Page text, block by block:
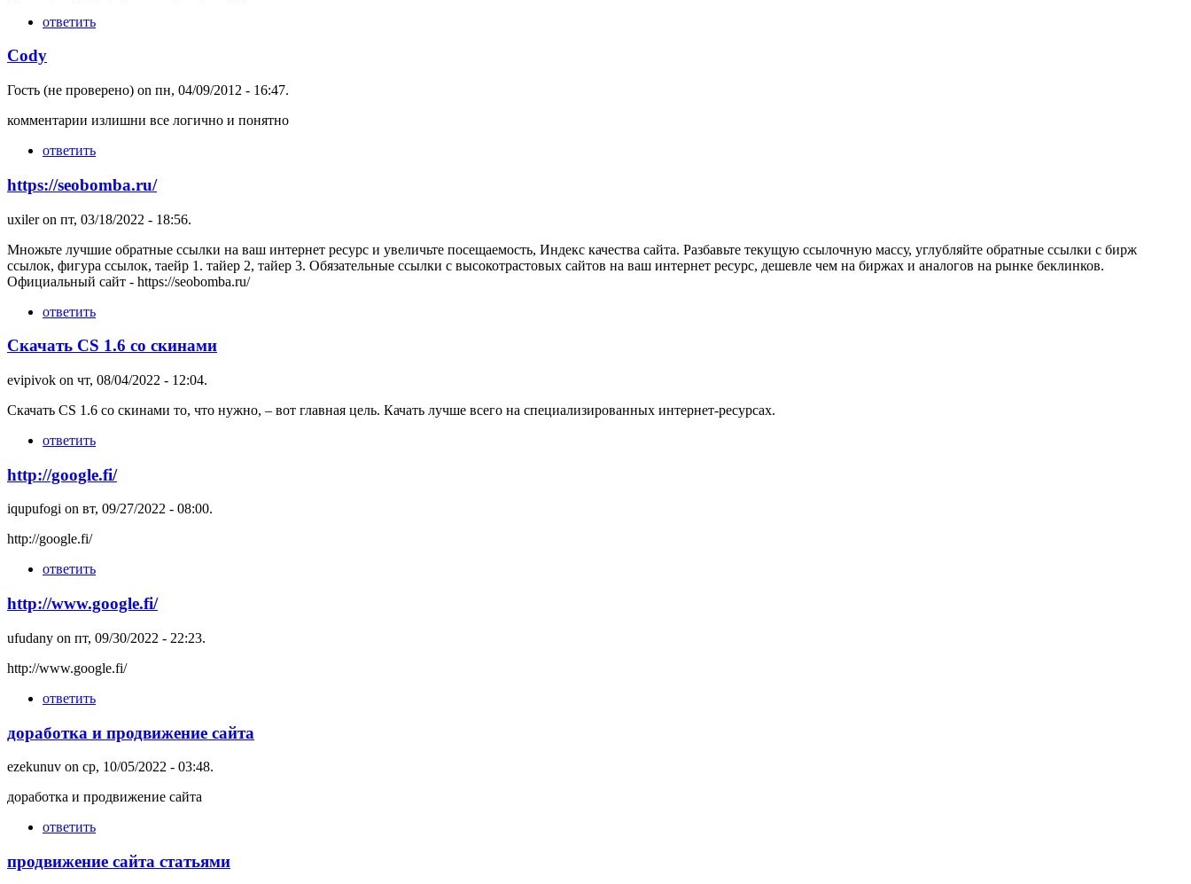
ответить
Cody
Гость (не проверено) on пн, 04/09/2012 - 16:47.
комментарии излишни все логично и понятно
ответить
https://seobomba.ru/
uxileron пт, 03/18/2022 - 18:56.
Множьте лучшие обратные ссылки на ваш интернет ресурс и увеличьте посещаемость, Индекс качества сайта. Разбавьте текущую ссылочную массу, углубляйте обратные ссылки с бирж
ссылок, фигура ссылок, таейр 1. тайер 2, тайер 3. Обязательные ссылки с высокотрастовых сайтов на ваш интернет ресурс, дешевле чем на биржах и аналогов на рынке беклинков.
Официальный сайт - https://seobomba.ru/
ответить
Скачать CS 1.6 со скинами
evipivok on чт, 08/04/2022 - 12:04.
Скачать CS 1.6 со скинами то, что нужно, – вот главная цель. Качать лучше всего на специализированных интернет-ресурсах.
ответить
http://google.fi/
iqupufogi on вт, 09/27/2022 - 08:00.
http://google.fi/
ответить
http://www.google.fi/
ufudany on пт, 09/30/2022 - 22:23.
http://www.google.fi/
ответить
доработка и продвижение сайта
ezekunuv on ср, 10/05/2022 - 03:48.
доработка и продвижение сайта
ответить
продвижение сайта статьями